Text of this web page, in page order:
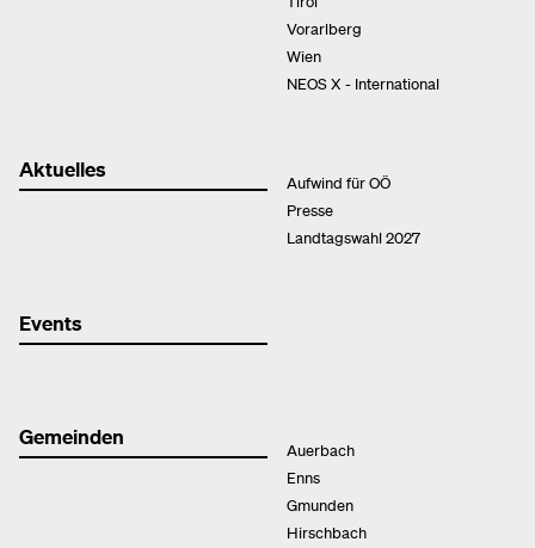
Vorarlberg
Wien
NEOS X - International
Aktuelles
Aufwind für OÖ
Presse
Landtagswahl 2027
Events
Gemeinden
Auerbach
Enns
Gmunden
Hirschbach